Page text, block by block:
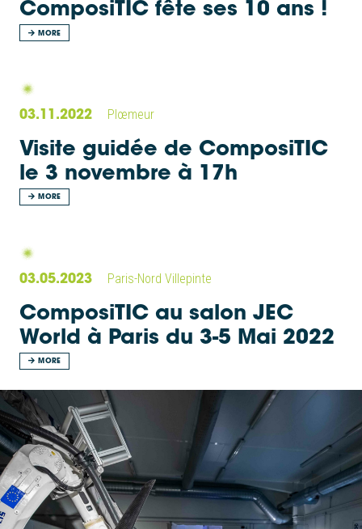
ComposiTIC fête ses 10 ans !
MORE
03.11.2022 Plœmeur
Visite guidée de ComposiTIC
le 3 novembre à 17h
MORE
03.05.2023 Paris-Nord Villepinte
ComposiTIC au salon JEC
World à Paris du 3-5 Mai 2022
MORE